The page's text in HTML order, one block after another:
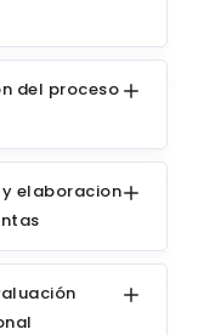
del proceso
y elaboracion